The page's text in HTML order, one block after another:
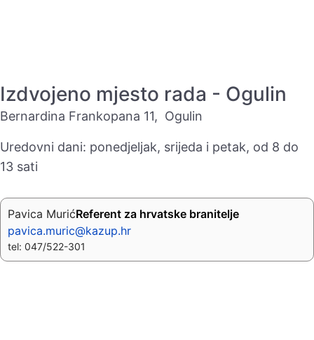
Izdvojeno mjesto rada - Ogulin
Bernardina Frankopana 11, Ogulin
Uredovni dani: ponedjeljak, srijeda i petak, od 8 do
13 sati
Pavica MurićReferent za hrvatske branitelje
pavica.muric@kazup.hr
tel: 047/522-301